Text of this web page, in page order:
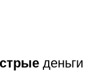
деньги